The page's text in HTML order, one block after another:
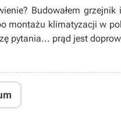
Budowałem grzejnik
montażu klimatyzacji w
pytania... prąd jest